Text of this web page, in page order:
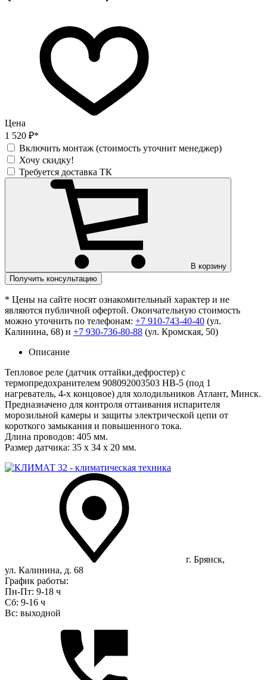
Цена
1 520 ₽*
Включить монтаж (стоимость уточнит менеджер)
Хочу скидку!
Требуется доставка ТК
В корзину
Получить консультацию
* Цены на сайте носят ознакомительный характер и не
являются публичной офертой. Окончательную стоимость
можно уточнить по телефонам: +7 910-743-40-40 (ул.
Калинина, 68) и +7 930-736-80-88 (ул. Кромская, 50)
Описание
Тепловое реле (датчик оттайки,дефростер) с
термопредохранителем 908092003503 HB-5 (под 1
нагреватель, 4-х концовое) для холодильников Атлант, Минск.
Предназначено для контроля оттаивания испарителя
морозильной камеры и защиты электрической цепи от
короткого замыкания и повышенного тока.
Длина проводов: 405 мм.
Размер датчика: 35 х 34 х 20 мм.
г. Брянск,
ул. Калинина, д. 68
График работы:
Пн-Пт: 9-18 ч
Сб: 9-16 ч
Вс: выходной